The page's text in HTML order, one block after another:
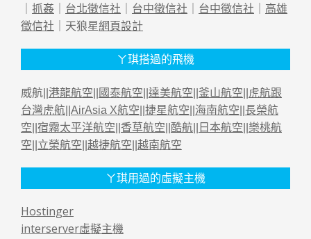
抓姦 台北徵信社 台中徵信社 台中徵信社
高雄
徵信社 ｜天狼星網頁設計
ㄚ琪搭過的飛機
威航|| 港龍航空 國泰航空 達美航空 釜山航空
虎航跟
台灣虎航 AirAsia X航空 捷星航空 海南航空 長榮航
空 宿霧太平洋航空 香草航空 酷航 日本航空 樂桃航
空 立榮航空 越捷航空 越南航空
ㄚ琪用過的虛擬主機
Hostinger
interserver虛擬主機